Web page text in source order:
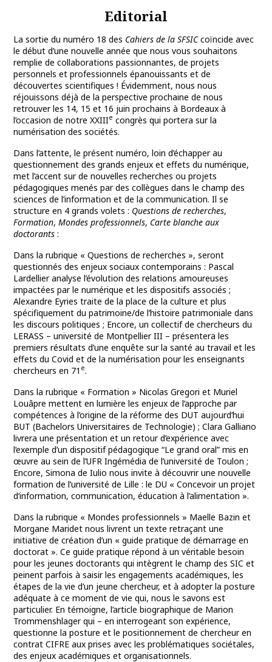
Editorial
La sortie du numéro 18 des Cahiers de la SFSICcoïncide avec
le début d’une nouvelle année que nous vous souhaitons
remplie de collaborations passionnantes, de projets
personnels et professionnels épanouissants et de
découvertes scientifiques ! Évidemment, nous nous
réjouissons déjà de la perspective prochaine de nous
retrouver les 14, 15 et 16 juin prochains à Bordeaux à
l’occasion de notre XXIIIe congrès qui portera sur la
numérisation des sociétés.
Dans l’attente, le présent numéro, loin d’échapper au
questionnement des grands enjeux et effets du numérique,
met l’accent sur de nouvelles recherches ou projets
pédagogiques menés par des collègues dans le champ des
sciences de l’information et de la communication. Il se
structure en 4 grands volets : Questions de recherches,
Formation, Mondes professionnels, Carte blanche aux
doctorants :
Dans la rubrique « Questions de recherches », seront
questionnés des enjeux sociaux contemporains : Pascal
Lardellier analyse l’évolution des relations amoureuses
impactées par le numérique et les dispositifs associés ;
Alexandre Eyries traite de la place de la culture et plus
spécifiquement du patrimoine/de l’histoire patrimoniale dans
les discours politiques ; Encore, un collectif de chercheurs du
LERASS – université de Montpellier III – présentera les
premiers résultats d’une enquête sur la santé au travail et les
effets du Covid et de la numérisation pour les enseignants
chercheurs en 71 e.
Dans la rubrique « Formation » Nicolas Gregori et Muriel
Louâpre mettent en lumière les enjeux de l’approche par
compétences à l’origine de la réforme des DUT aujourd’hui
BUT (Bachelors Universitaires de Technologie) ; Clara Galliano
livrera une présentation et un retour d’expérience avec
l’exemple d’un dispositif pédagogique “Le grand oral” mis en
œuvre au sein de l’UFR Ingémédia de l’université de Toulon ;
Encore, Simona de Iulio nous invite à découvrir une nouvelle
formation de l’université de Lille : le DU « Concevoir un projet
d’information, communication, éducation à l’alimentation ».
Dans la rubrique « Mondes professionnels » Maelle Bazin et
Morgane Maridet nous livrent un texte retraçant une
initiative de création d’un « guide pratique de démarrage en
doctorat ». Ce guide pratique répond à un véritable besoin
pour les jeunes doctorants qui intègrent le champ des SIC et
peinent parfois à saisir les engagements académiques, les
étapes de la vie d’un jeune chercheur, et à adopter la posture
adéquate à ce moment de vie qui, nous le savons est
particulier. En témoigne, l’article biographique de Marion
Trommenshlager qui – en interrogeant son expérience,
questionne la posture et le positionnement de chercheur en
contrat CIFRE aux prises avec les problématiques sociétales,
des enjeux académiques et organisationnels.